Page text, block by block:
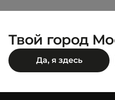
Твой город
Да, я здесь